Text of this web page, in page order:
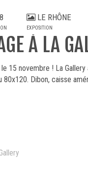
LE RHÔNE
EXPOSITION
À LA
15 novembre ! La
Dibon, caisse